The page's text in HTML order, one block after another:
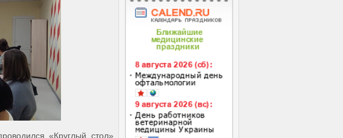
«Круглый стол»